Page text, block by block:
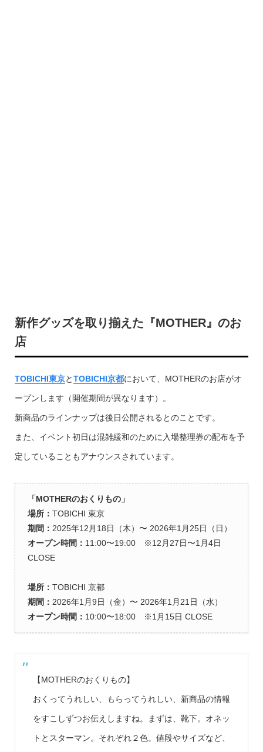
新作グッズを取り揃えた『MOTHER』のお
店
TOBICHI東京とTOBICHI京都において、MOTHERのお店がオ
ープンします（開催期間が異なります）。
新商品のラインナップは後日公開されるとのことです。
また、イベント初日は混雑緩和のために入場整理券の配布を予
定していることもアナウンスされています。
「MOTHERのおくりもの」
場所： TOBICHI 東京
期間： 2025年12月18日（木）〜 2026年1月25日（日）
オープン時間： 11:00〜19:00 ※12月27日〜1月4日
CLOSE
場所： TOBICHI 京都
期間： 2026年1月9日（金）〜 2026年1月21日（水）
オープン時間： 10:00〜18:00 ※1月15日 CLOSE
【MOTHERのおくりもの】
おくってうれしい、もらってうれしい、新商品の情報
をすこしずつお伝えしますね。まずは、靴下。オネッ
トとスターマン。それぞれ２色。値段やサイズなど、